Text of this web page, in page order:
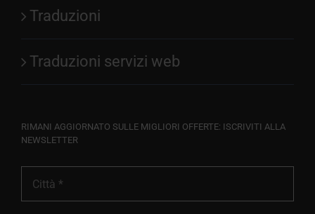
Traduzioni
Traduzioni servizi web
RIMANI AGGIORNATO SULLE MIGLIORI OFFERTE: ISCRIVITI ALLA
NEWSLETTER